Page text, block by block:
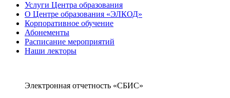
Услуги Центра образования
О Центре образования «ЭЛКОД»
Корпоративное обучение
Абонементы
Расписание мероприятий
Наши лекторы
Электронная отчетность «СБИС»